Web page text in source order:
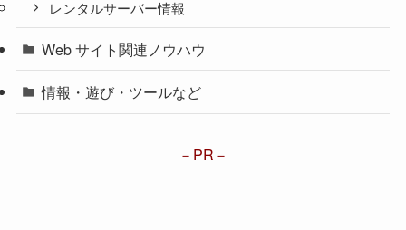
レンタルサーバー情報
Web サイト関連ノウハウ
情報・遊び・ツールなど
PR